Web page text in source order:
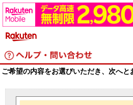
ご希望の内容をお選びいただき、次へと